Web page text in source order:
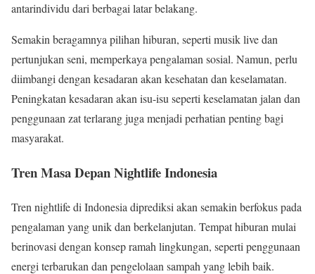
antarindividu dari berbagai latar belakang.
Semakin beragamnya pilihan hiburan, seperti musik live dan
pertunjukan seni, memperkaya pengalaman sosial. Namun, perlu
diimbangi dengan kesadaran akan kesehatan dan keselamatan.
Peningkatan kesadaran akan isu-isu seperti keselamatan jalan dan
penggunaan zat terlarang juga menjadi perhatian penting bagi
masyarakat.
Tren Masa Depan Nightlife Indonesia
Tren nightlife di Indonesia diprediksi akan semakin berfokus pada
pengalaman yang unik dan berkelanjutan. Tempat hiburan mulai
berinovasi dengan konsep ramah lingkungan, seperti penggunaan
energi terbarukan dan pengelolaan sampah yang lebih baik.